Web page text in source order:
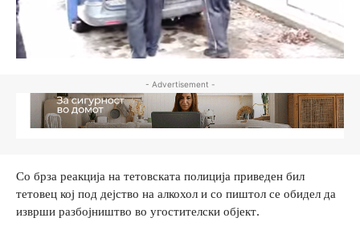
- Advertisement -
Со брза реакција на тетовската полиција приведен бил
тетовец кој под дејство на алкохол и со пиштол се обидел да
изврши разбојништво во угостителски објект.